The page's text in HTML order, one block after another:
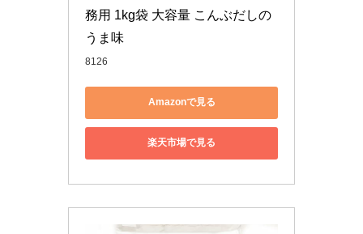
務用 1kg袋 大容量 こんぶだしの
うま味
8126
Amazonで見る
楽天市場で見る